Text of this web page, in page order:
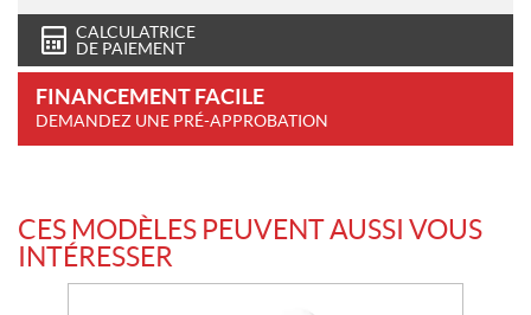
CALCULATRICE
DE PAIEMENT
FINANCEMENT FACILE
DEMANDEZ UNE PRÉ-APPROBATION
CES MODÈLES PEUVENT AUSSI VOUS
INTÉRESSER